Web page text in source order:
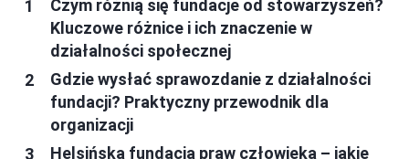
Czym różnią się fundacje od stowarzyszeń?
Kluczowe różnice i ich znaczenie w
działalności społecznej
Gdzie wysłać sprawozdanie z działalności
fundacji? Praktyczny przewodnik dla
organizacji
Helsińska fundacja praw człowieka – jakie